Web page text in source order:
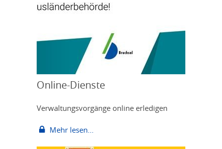
Online-Dienste
Verwaltungsvorgänge online erledigen
Mehr lesen...